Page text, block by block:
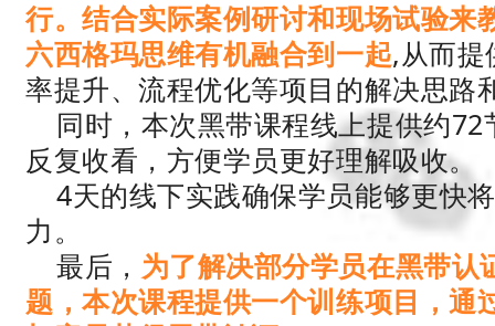
行。结合实际案例研讨和现场试验来
六西格玛思维有机融合到一起,从而提
率提升、流程优化等项目的解决思路
同时，本次黑带课程线上提供约
反复收看，方便学员更好理解吸收。
4天的线下实践确保学员能够更快
力。
最后， 为了解决部分学员在黑带认
题，本次课程提供一个训练项目，通